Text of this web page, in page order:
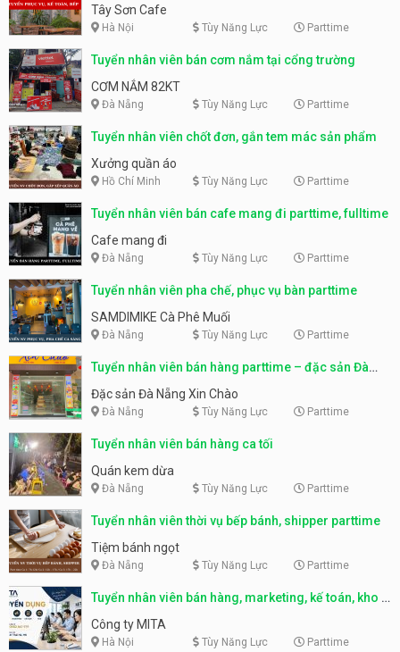
Tây Sơn Cafe
Hà Nội Tùy Năng Lực Parttime
Tuyển nhân viên bán cơm nắm tại cổng trường
CƠM NẮM 82KT
Đà Nẵng Tùy Năng Lực Parttime
Tuyển nhân viên chốt đơn, gắn tem mác sản phẩm
Xưởng quần áo
Hồ Chí Minh Tùy Năng Lực Parttime
Tuyển nhân viên bán cafe mang đi parttime, fulltime
Cafe mang đi
Đà Nẵng Tùy Năng Lực Parttime
Tuyển nhân viên pha chế, phục vụ bàn parttime
SAMDIMIKE Cà Phê Muối
Đà Nẵng Tùy Năng Lực Parttime
Tuyển nhân viên bán hàng parttime – đặc sản Đà
Nẵng
Đặc sản Đà Nẵng Xin Chào
Đà Nẵng Tùy Năng Lực Parttime
Tuyển nhân viên bán hàng ca tối
Quán kem dừa
Đà Nẵng Tùy Năng Lực Parttime
Tuyển nhân viên thời vụ bếp bánh, shipper parttime
Tiệm bánh ngọt
Đà Nẵng Tùy Năng Lực Parttime
Tuyển nhân viên bán hàng, marketing, kế toán, kho –
parttime, fulltime
Công ty MITA
Hà Nội Tùy Năng Lực Parttime